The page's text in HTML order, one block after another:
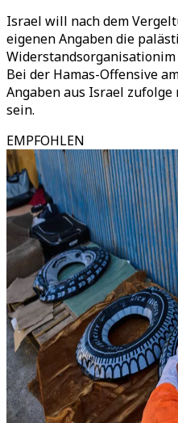
Israel will nach dem
eigenen Angaben die
Bei der Hamas-Offensive
Angaben aus Israel
sein.
EMPFOHLEN